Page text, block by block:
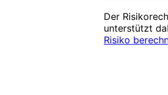
Der
unterstützt
Risiko